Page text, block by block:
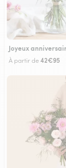
Joyeux
À partir de42€95